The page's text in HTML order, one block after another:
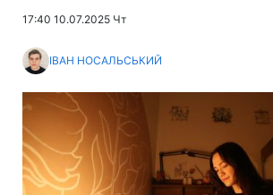
17:40 10.07.2025 Чт
ІВАН НОСАЛЬСЬКИЙ